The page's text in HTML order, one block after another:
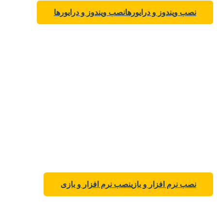
نصب ویندوز و درایورهانصب ویندوز و درایورها
نصب نرم افزار و بازینصب نرم افزار و بازی